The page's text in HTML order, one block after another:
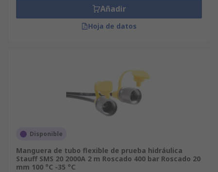
Añadir
Hoja de datos
Disponible
Manguera de tubo flexible de prueba hidráulica
Stauff SMS 20 2000A 2 m Roscado 400 bar Roscado 20
mm 100 °C -35 °C